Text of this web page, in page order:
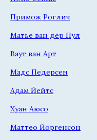
Примож Роглич
Матье ван дер Пул
Ваут ван Арт
Мадс Педерсен
Адам Йейтс
Хуан Аюсо
Маттео Йоргенсон